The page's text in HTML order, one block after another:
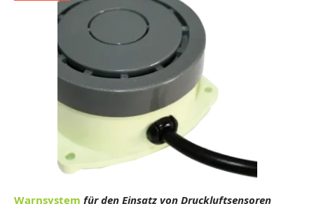
Warnsystem für den Einsatz von Druckluftsensoren